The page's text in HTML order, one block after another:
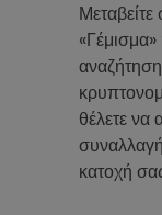
«Γέμισμα»
θέλετε να
κατοχή